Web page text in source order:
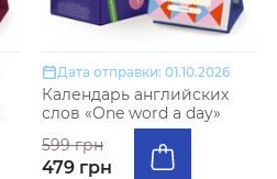
Дата отправки: 01.10.2026
Календарь английских
слов «One word a day»
599 грн
479 грн